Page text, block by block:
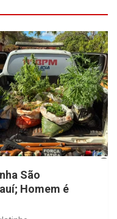
São
Homem é